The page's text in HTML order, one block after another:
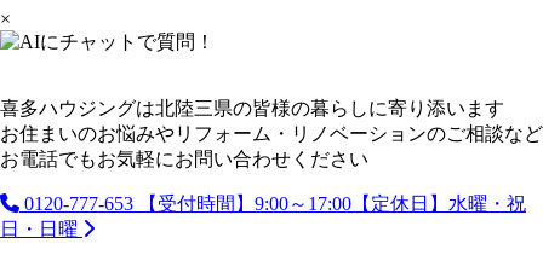
×
喜多ハウジングは北陸三県の皆様の暮らしに寄り添います
お住まいのお悩みやリフォーム・リノベーションのご相談など
お電話でもお気軽にお問い合わせください
0120-777-653
【受付時間】9:00～17:00【定休日】水曜・祝
日・日曜